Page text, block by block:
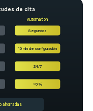
de cita
Automation
Segundos
10 min de configuración
24/7
~0 %
ahorradas